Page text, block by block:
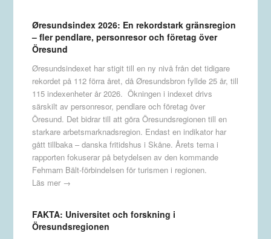
Øresundsindex 2026: En rekordstark gränsregion
– fler pendlare, personresor och företag över
Öresund
Øresundsindexet har stigit till en ny nivå från det tidigare
rekordet på 112 förra året, då Øresundsbron fyllde 25 år, till
115 indexenheter år 2026. Ökningen i indexet drivs
särskilt av personresor, pendlare och företag över
Öresund. Det bidrar till att göra Öresundsregionen till en
starkare arbetsmarknadsregion. Endast en indikator har
gått tillbaka – danska fritidshus i Skåne. Årets tema i
rapporten fokuserar på betydelsen av den kommande
Fehmarn Bält-förbindelsen för turismen i regionen.
Läs mer →
FAKTA: Universitet och forskning i
Öresundsregionen